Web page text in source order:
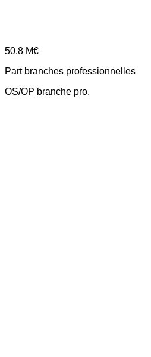
50.8 M€
Part branches professionnelles
OS/OP branche pro.